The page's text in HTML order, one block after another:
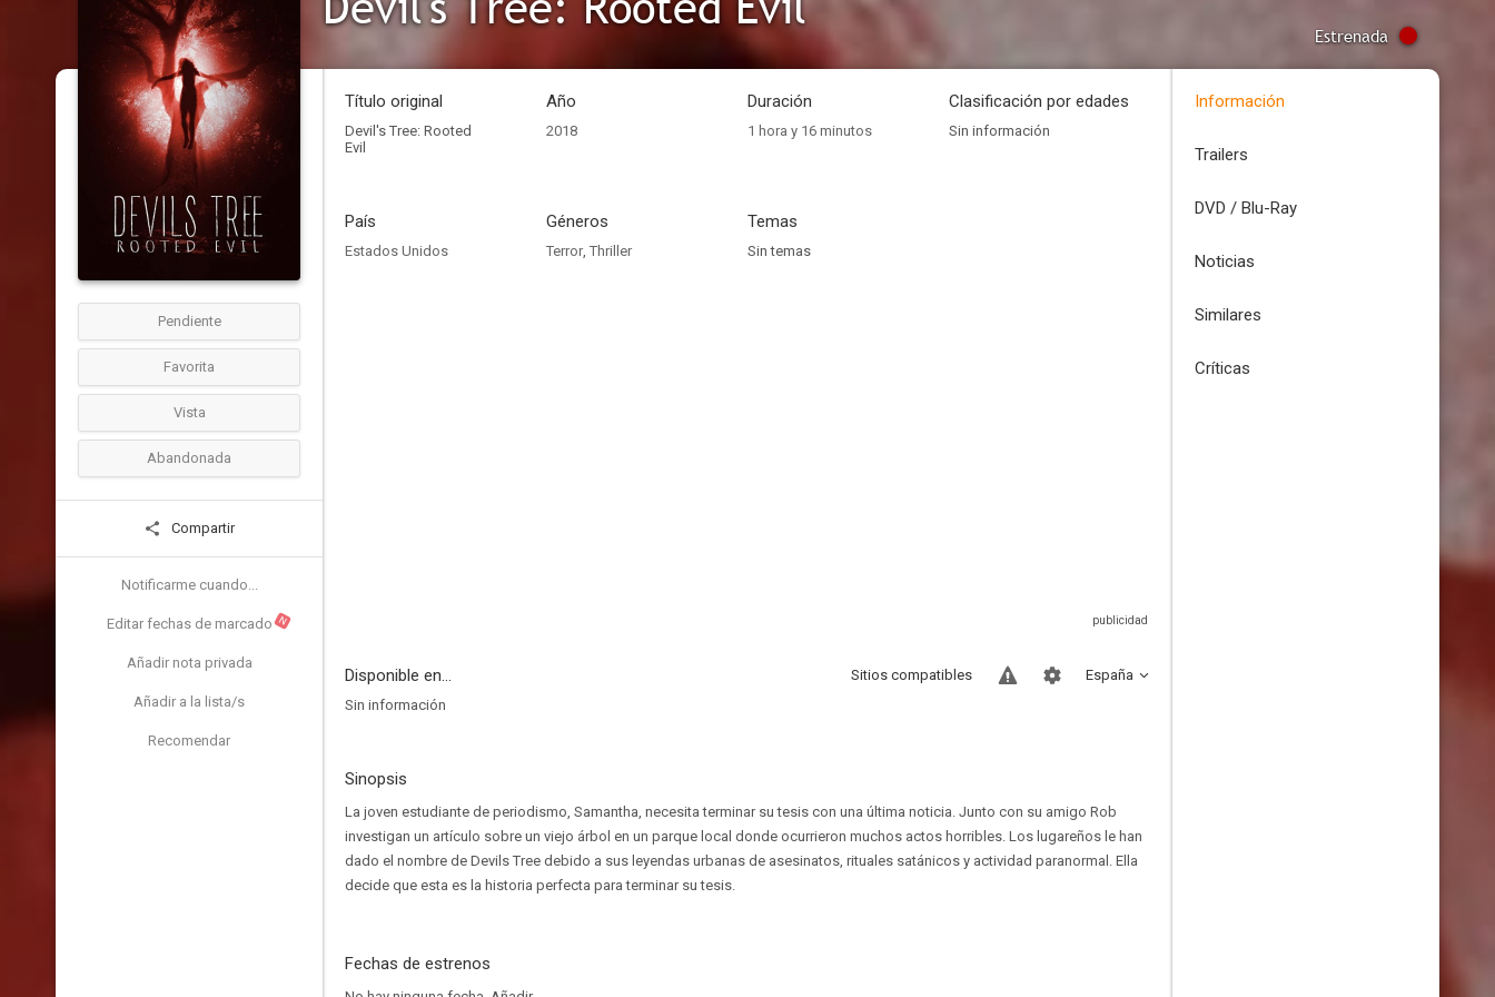
Estrenada
Pendiente
Favorita
Vista
Abandonada
Compartir
Notificarme cuando...
Editar fechas de marcado N
Añadir nota privada
Añadir a la lista/s
Recomendar
Título original
Devil's Tree: Rooted
Evil
Año
2018
Duración
1 hora y 16 minutos
Clasificación por edades
Sin información
País
Estados Unidos
Géneros
Terror, Thriller
Temas
Sin temas
Disponible en... España
Sitios compatibles
Sin información
Sinopsis
La joven estudiante de periodismo, Samantha, necesita terminar su tesis con una última noticia. Junto con su amigo Rob
investigan un artículo sobre un viejo árbol en un parque local donde ocurrieron muchos actos horribles. Los lugareños le han
dado el nombre de Devils Tree debido a sus leyendas urbanas de asesinatos, rituales satánicos y actividad paranormal. Ella
decide que esta es la historia perfecta para terminar su tesis.
Fechas de estrenos
Información
Trailers
DVD / Blu-Ray
Noticias
Similares
Críticas